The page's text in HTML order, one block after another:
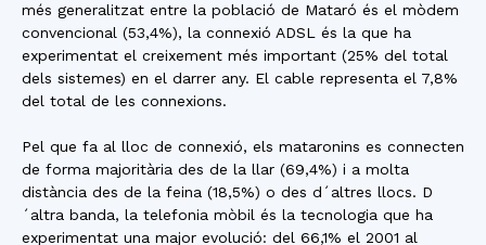
més generalitzat entre la població de Mataró és el mòdem
convencional (53,4%), la connexió ADSL és la que ha
experimentat el creixement més important (25% del total
dels sistemes) en el darrer any. El cable representa el 7,8%
del total de les connexions.
Pel que fa al lloc de connexió, els mataronins es connecten
de forma majoritària des de la llar (69,4%) i a molta
distància des de la feina (18,5%) o des d´altres llocs. D
´altra banda, la telefonia mòbil és la tecnologia que ha
experimentat una major evolució: del 66,1% el 2001 al